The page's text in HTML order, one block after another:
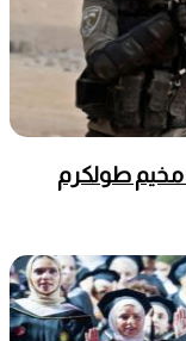
مخيم طولكرم